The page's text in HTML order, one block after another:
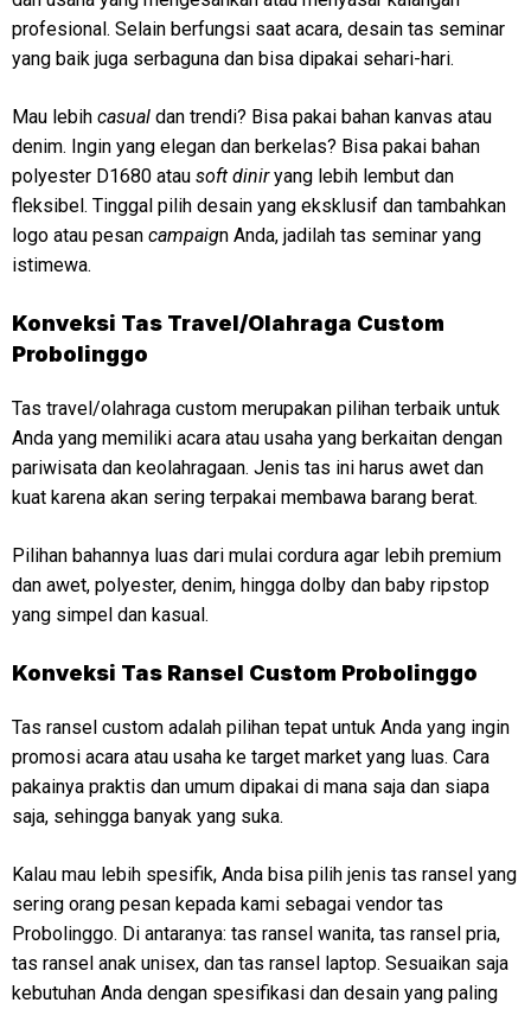
profesional. Selain berfungsi saat acara, desain tas seminar
yang baik juga serbaguna dan bisa dipakai sehari-hari.
Mau lebih casual dan trendi? Bisa pakai bahan kanvas atau
denim. Ingin yang elegan dan berkelas? Bisa pakai bahan
polyester D1680 atau soft diniryang lebih lembut dan
fleksibel. Tinggal pilih desain yang eksklusif dan tambahkan
logo atau pesan campaign Anda, jadilah tas seminar yang
istimewa.
Konveksi Tas Travel/Olahraga Custom
Probolinggo
Tas travel/olahraga custom merupakan pilihan terbaik untuk
Anda yang memiliki acara atau usaha yang berkaitan dengan
pariwisata dan keolahragaan. Jenis tas ini harus awet dan
kuat karena akan sering terpakai membawa barang berat.
Pilihan bahannya luas dari mulai cordura agar lebih premium
dan awet, polyester, denim, hingga dolby dan baby ripstop
yang simpel dan kasual.
Konveksi Tas Ransel Custom Probolinggo
Tas ransel custom adalah pilihan tepat untuk Anda yang ingin
promosi acara atau usaha ke target market yang luas. Cara
pakainya praktis dan umum dipakai di mana saja dan siapa
saja, sehingga banyak yang suka.
Kalau mau lebih spesifik, Anda bisa pilih jenis tas ransel yang
sering orang pesan kepada kami sebagai vendor tas
Probolinggo. Di antaranya: tas ransel wanita, tas ransel pria,
tas ransel anak unisex, dan tas ransel laptop. Sesuaikan saja
kebutuhan Anda dengan spesifikasi dan desain yang paling